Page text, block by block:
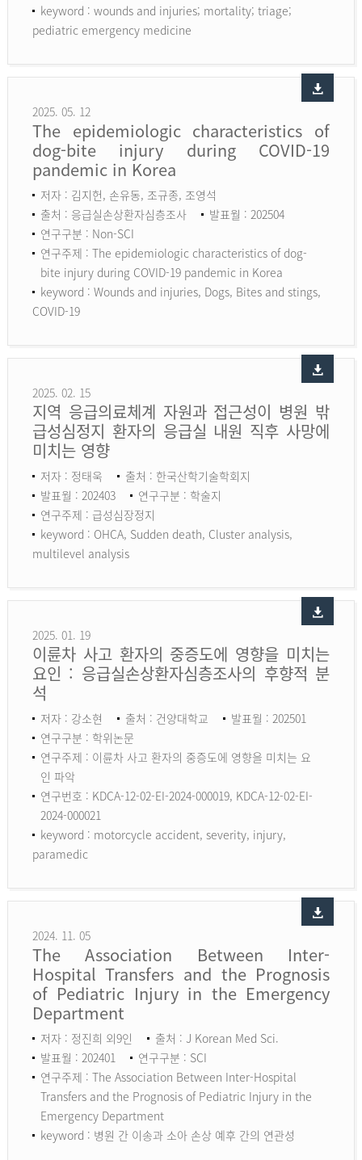
keyword : wounds and injuries; mortality; triage;
pediatric emergency medicine
2025. 05. 12
The epidemiologic characteristics of
dog-bite injury during COVID-19
pandemic in Korea
저자 : 김지헌, 손유동, 조규종, 조영석
출처 : 응급실손상환자심층조사
발표월 : 202504
연구구분 : Non-SCI
연구주제 : The epidemiologic characteristics of dog-
bite injury during COVID-19 pandemic in Korea
keyword : Wounds and injuries, Dogs, Bites and stings,
COVID-19
2025. 02. 15
지역 응급의료체계 자원과 접근성이 병원 밖
급성심정지 환자의 응급실 내원 직후 사망에
미치는 영향
저자 : 정태욱
출처 : 한국산학기술학회지
발표월 : 202403
연구구분 : 학술지
연구주제 : 급성심장정지
keyword : OHCA, Sudden death, Cluster analysis,
multilevel analysis
2025. 01. 19
이륜차 사고 환자의 중증도에 영향을 미치는
요인 : 응급실손상환자심층조사의 후향적 분
석
저자 : 강소현 출처 : 건양대학교
발표월 : 202501
연구구분 : 학위논문
연구주제 : 이륜차 사고 환자의 중증도에 영향을 미치는 요
인 파악
연구번호 : KDCA-12-02-EI-2024-000019, KDCA-12-02-EI-
2024-000021
keyword : motorcycle accident, severity, injury,
paramedic
2024. 11. 05
The Association Between Inter-
Hospital Transfers and the Prognosis
of Pediatric Injury in the Emergency
Department
저자 : 정진희 외9인
출처 : J Korean Med Sci.
발표월 : 202401
연구구분 : SCI
연구주제 : The Association Between Inter-Hospital
Transfers and the Prognosis of Pediatric Injury in the
Emergency Department
keyword : 병원 간 이송과 소아 손상 예후 간의 연관성